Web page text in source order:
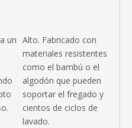
un Alto. Fabricado con
materiales resistentes
como el bambú o el
algodón que pueden
soportar el fregado y
cientos de ciclos de
lavado.